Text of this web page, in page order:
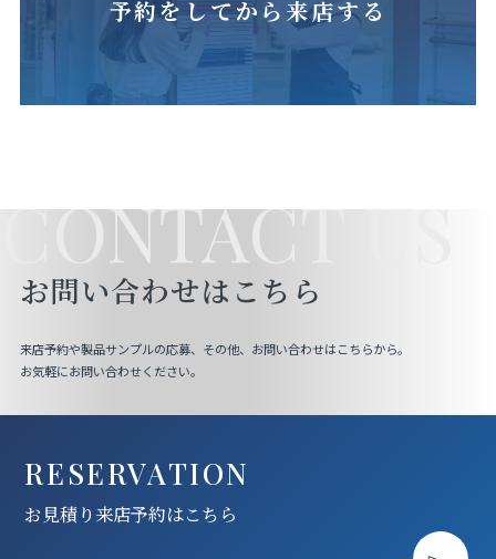
予約をしてから来店する
CONTACT US
お問い合わせはこちら
来店予約や製品サンプルの応募、その他、お問い合わせはこちらから。
お気軽にお問い合わせください。
RESERVATION
お見積り来店予約はこちら